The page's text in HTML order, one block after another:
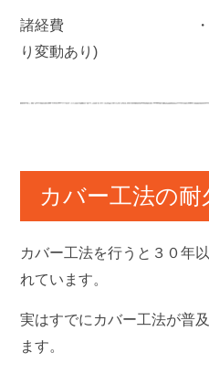
諸経費 ・・・
り変動あり)
カバー工法の耐
カバー工法を行うと３０年
れています。
実はすでにカバー工法が普
ます。